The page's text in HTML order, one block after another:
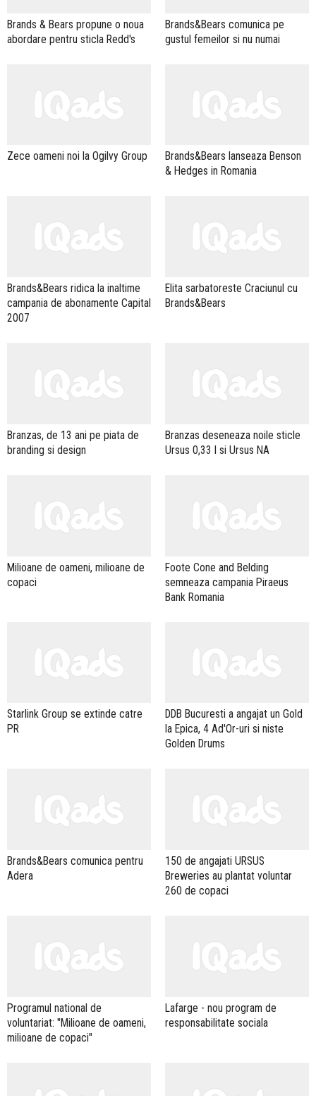
Brands & Bears propune o noua
abordare pentru sticla Redd's
Brands&Bears comunica pe
gustul femeilor si nu numai
Zece oameni noi la Ogilvy Group
Brands&Bears lanseaza Benson
& Hedges in Romania
Brands&Bears ridica la inaltime
campania de abonamente Capital
2007
Elita sarbatoreste Craciunul cu
Brands&Bears
Branzas, de 13 ani pe piata de
branding si design
Branzas deseneaza noile sticle
Ursus 0,33 l si Ursus NA
Milioane de oameni, milioane de
copaci
Foote Cone and Belding
semneaza campania Piraeus
Bank Romania
Starlink Group se extinde catre
PR
DDB Bucuresti a angajat un Gold
la Epica, 4 Ad'Or-uri si niste
Golden Drums
Brands&Bears comunica pentru
Adera
150 de angajati URSUS
Breweries au plantat voluntar
260 de copaci
Programul national de
voluntariat: "Milioane de oameni,
milioane de copaci"
Lafarge - nou program de
responsabilitate sociala